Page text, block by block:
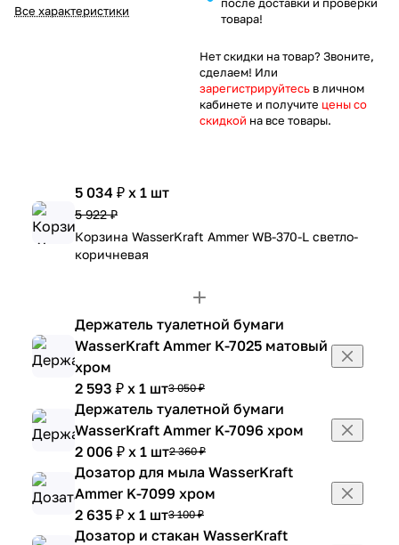
Все характеристики
товара!
Нет скидки на товар? Звоните,
сделаем! Или
зарегистрируйтесь в личном
кабинете и получите цены со
скидкой на все товары.
5 034 ₽ x 1 шт
5 922 ₽
Корзина WasserKraft Ammer WB-370-L светло-
коричневая
Держатель туалетной бумаги
WasserKraft Ammer K-7025 матовый
хром
2 593 ₽ x 1 шт3 050 ₽
Держатель туалетной бумаги
WasserKraft Ammer K-7096 хром
2 006 ₽ x 1 шт2 360 ₽
Дозатор для мыла WasserKraft
Ammer K-7099 хром
2 635 ₽ x 1 шт3 100 ₽
Дозатор и стакан WasserKraft